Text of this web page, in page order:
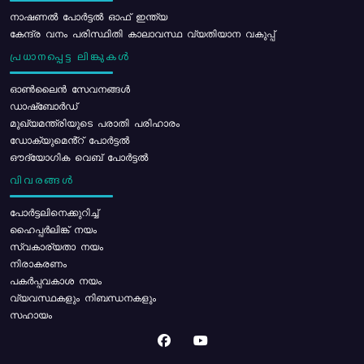
നാഷണൽ പോർട്ടൽ ഓഫ് ഇന്ത്യ
കേന്ദ്ര വനം പരിസ്ഥിതി കാലാവസ്ഥ വ്യതിയാന വകുപ്പ്
പ്രധാനപ്പെട്ട ലിങ്കുകൾ
ഓൺലൈൻ സേവനങ്ങൾ
ഡാഷ്ബോർഡ്
മുഖ്യമന്ത്രിയുടെ പരാതി പരിഹാരം
ഡോക്യുമെൻ്റ് പോർട്ടൽ
ഔദ്യോഗിക വെബ് പോർട്ടൽ
വിവരങ്ങൾ
പോര്‍ട്ടലിനെക്കുറിച്ച്
ഹൈപ്പർലിങ്ക് നയം
സ്വകാര്യതാ നയം
നിരാകരണം
പകർപ്പവകാശ നയം
വ്യവസ്ഥകളും നിബന്ധനകളും
സഹായം